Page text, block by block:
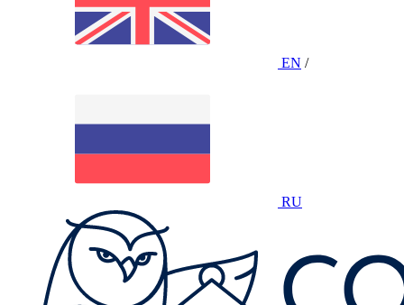
EN /
RU